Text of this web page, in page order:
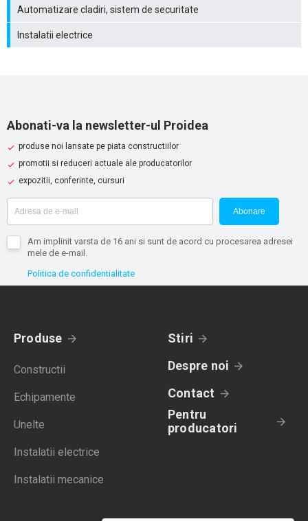
Automatizare cladiri, sistem de securitate
Instalatii electrice
Abonati-va la newsletter-ul Proidea
produse noi lansate pe piata constructiilor
promotii si reduceri actuale ale producatorilor
expozitii, conferinte, cursuri
Abonare
Am implinit varsta de 16 ani si sunt de acord cu procesarea adresei
mele de e-mail.
Politica de confidentialitate
Produse
Constructii
Echipamente
Unelte
Instalatii electrice
Instalatii mecanice
Stiri
Despre noi
Contact
Pentru
producatori